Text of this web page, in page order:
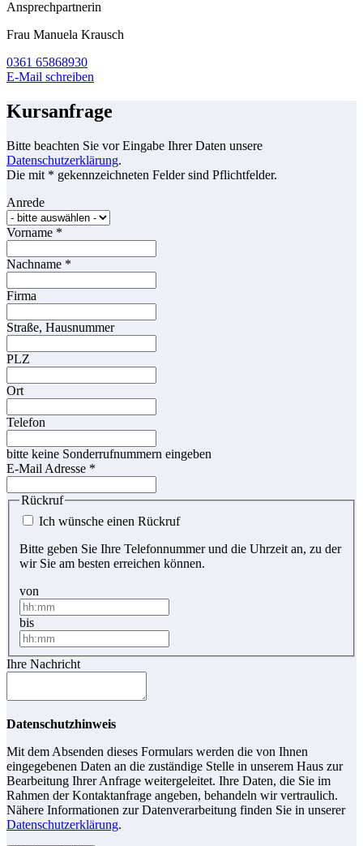
Ansprechpartnerin
Frau Manuela Krausch
0361 65868930
E-Mail schreiben
Kursanfrage
Bitte beachten Sie vor Eingabe Ihrer Daten unsere
Datenschutzerklärung.
Die mit * gekennzeichneten Felder sind Pflichtfelder.
Anrede
Vorname *
Nachname *
Firma
Straße, Hausnummer
PLZ
Ort
Telefon
bitte keine Sonderrufnummern eingeben
E-Mail Adresse *
Rückruf
Ich wünsche einen Rückruf
Bitte geben Sie Ihre Telefonnummer und die Uhrzeit an, zu der
wir Sie am besten erreichen können.
von
bis
Ihre Nachricht
Datenschutzhinweis
Mit dem Absenden dieses Formulars werden die von Ihnen
eingegebenen Daten an die zuständige Stelle in unserem Haus zur
Bearbeitung Ihrer Anfrage weitergeleitet. Ihre Daten, die Sie im
Rahmen der Kontaktanfrage angeben, behandeln wir vertraulich.
Nähere Informationen zur Datenverarbeitung finden Sie in unserer
Datenschutzerklärung.